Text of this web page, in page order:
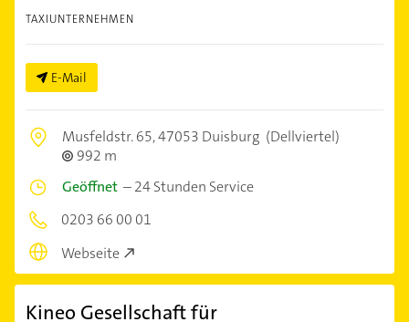
TAXIUNTERNEHMEN
E-Mail
Musfeldstr. 65,47053 Duisburg (Dellviertel)
992 m
Geöffnet –24 Stunden Service
0203 66 00 01
Webseite
Kineo Gesellschaft für